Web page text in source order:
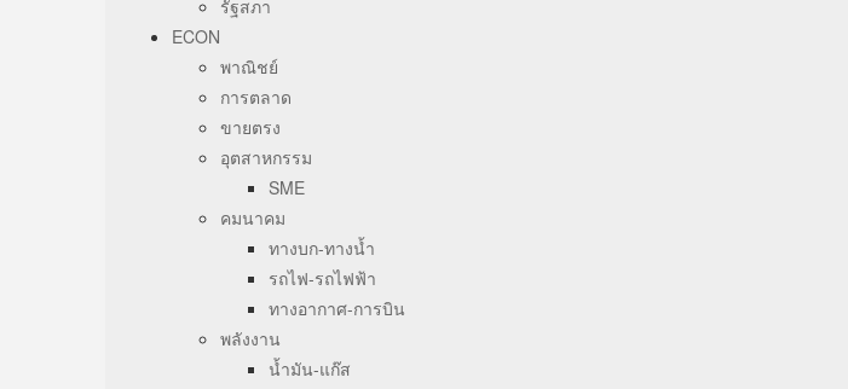
รัฐสภา
ECON
พาณิชย์
การตลาด
ขายตรง
อุตสาหกรรม
SME
คมนาคม
ทางบก-ทางน้ำ
รถไฟ-รถไฟฟ้า
ทางอากาศ-การบิน
พลังงาน
น้ำมัน-แก๊ส